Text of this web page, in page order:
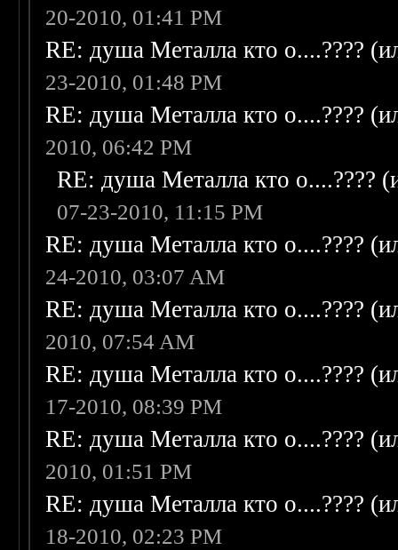
20-2010, 01:41 PM
RE: душа Металла кто о....????
23-2010, 01:48 PM
RE: душа Металла кто о....????
2010, 06:42 PM
RE: душа Металла кто о....????
07-23-2010, 11:15 PM
RE: душа Металла кто о....????
24-2010, 03:07 AM
RE: душа Металла кто о....????
2010, 07:54 AM
RE: душа Металла кто о....????
17-2010, 08:39 PM
RE: душа Металла кто о....????
2010, 01:51 PM
RE: душа Металла кто о....????
18-2010, 02:23 PM